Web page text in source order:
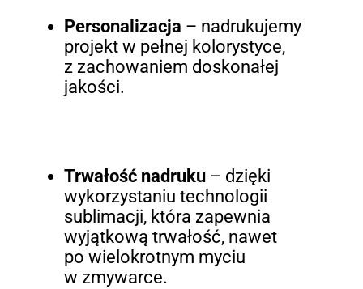
Personalizacja – nadrukujemy
projekt w pełnej kolorystyce,
z zachowaniem doskonałej
jakości.
Trwałość nadruku– dzięki
wykorzystaniu technologii
sublimacji, która zapewnia
wyjątkową trwałość, nawet
po wielokrotnym myciu
w zmywarce.